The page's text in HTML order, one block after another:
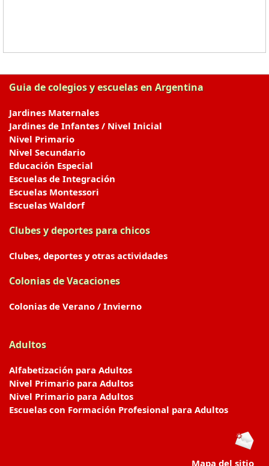
Guia de colegios y escuelas en Argentina
Jardines Maternales
Jardines de Infantes / Nivel Inicial
Nivel Primario
Nivel Secundario
Educación Especial
Escuelas de Integración
Escuelas Montessori
Escuelas Waldorf
Clubes y deportes para chicos
Clubes, deportes y otras actividades
Colonias de Vacaciones
Colonias de Verano / Invierno
Adultos
Alfabetización para Adultos
Nivel Primario para Adultos
Nivel Primario para Adultos
Escuelas con Formación Profesional para Adultos
Mapa del sitio